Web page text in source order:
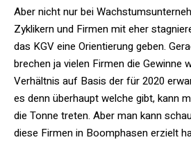
Aber nicht nur bei
Zyklikern und Firmen mit eher
das KGV eine Orientierung geben.
brechen ja vielen Firmen die Gewinne
Verhältnis auf Basis der für 2020
es denn überhaupt welche gibt, kann
die Tonne treten. Aber man kann
diese Firmen in Boomphasen erzielt